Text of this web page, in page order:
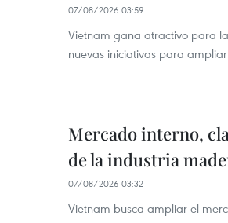
07/08/2026 03:59
Vietnam gana atractivo para
nuevas iniciativas para
Mercado interno,
de la industria
07/08/2026 03:32
Vietnam busca ampliar el